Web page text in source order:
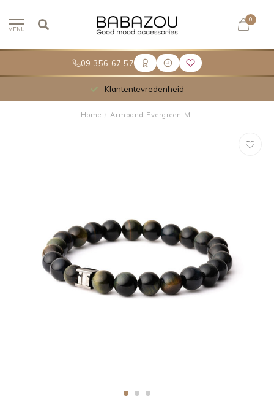
09 356 67 57
MENU
0
Klantentevredenheid
Home / Armband Evergreen M